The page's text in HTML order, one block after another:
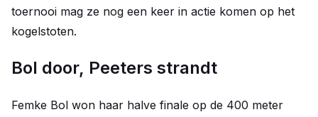
toernooi mag ze nog een keer in actie komen op het
kogelstoten.
Bol door, Peeters strandt
Femke Bol won haar halve finale op de 400 meter